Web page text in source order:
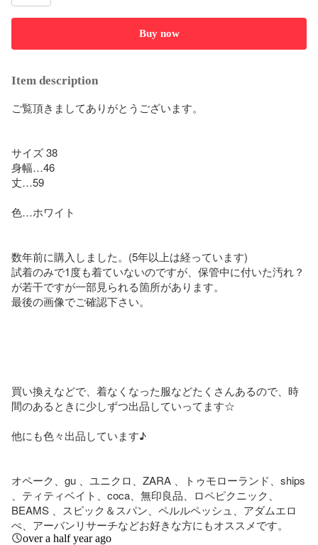
Buy now
Item description
ご覧頂きましてありがとうございます。
サイズ 38
身幅…46
丈…59
色…ホワイト
数年前に購入しました。(5年以上は経っています)
試着のみで1度も着ていないのですが、保管中に付いた汚れ？
が若干ですが一部見られる箇所があります。
最後の画像でご確認下さい。
買い換えなどで、着なくなった服などたくさんあるので、時
間のあるときに少しずつ出品していってます☆
他にも色々出品しています♪
オペーク、gu 、ユニクロ、ZARA 、トゥモローランド、ships
、ティティベイト、coca、無印良品、ロペピクニック、
BEAMS 、スピック＆スパン、ペルルペッシュ、アダムエロ
ぺ、アーバンリサーチなどお好きな方にもオススメです。
over a half year ago